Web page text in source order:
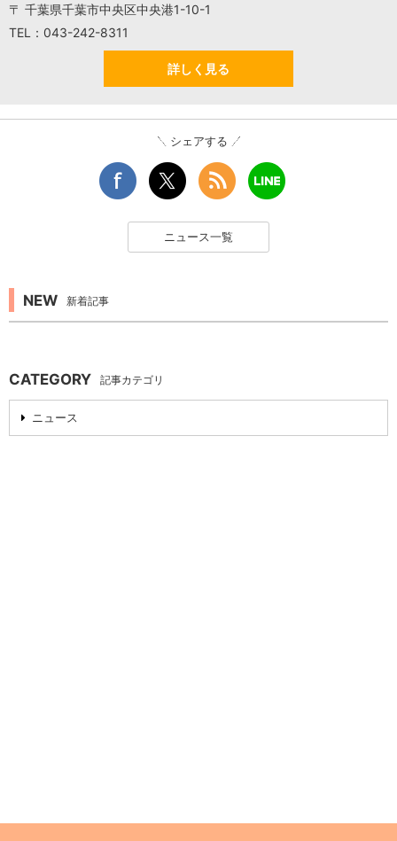
〒 千葉県千葉市中央区中央港1-10-1
TEL：043-242-8311
詳しく見る
シェアする
ニュース一覧
NEW 新着記事
CATEGORY 記事カテゴリ
ニュース